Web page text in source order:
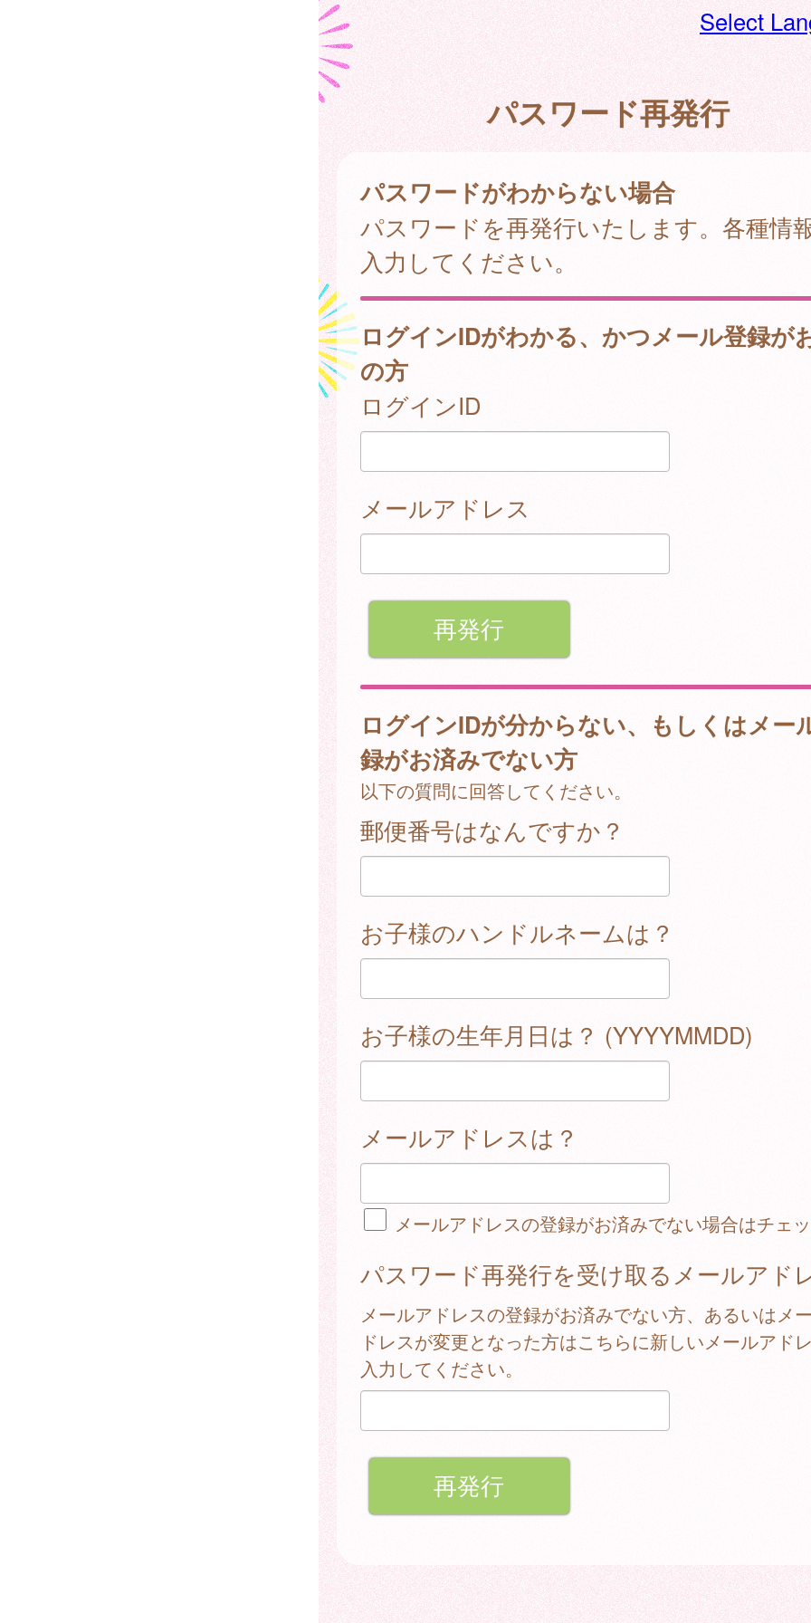
Select
パスワード再発行
パスワードがわからない場合
パスワードを再発行いたします。各種情
入力してください。
ログインIDがわかる、かつメール登録が
の方
ログインID
メールアドレス
ログインIDが分からない、もしくはメー
録がお済みでない方
以下の質問に回答してください。
郵便番号はなんですか？
お子様のハンドルネームは？
お子様の生年月日は？ (YYYYMMDD)
メールアドレスは？
メールアドレスの登録がお済みでない場合はチェ
パスワード再発行を受け取るメールアド
メールアドレスの登録がお済みでない方、あるいはメ
ドレスが変更となった方はこちらに新しいメールアド
入力してください。